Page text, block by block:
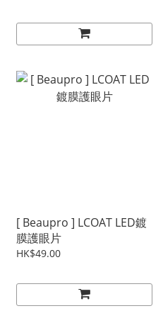
[ Beaupro ] LCOAT LED鍍
膜護眼片
HK$49.00